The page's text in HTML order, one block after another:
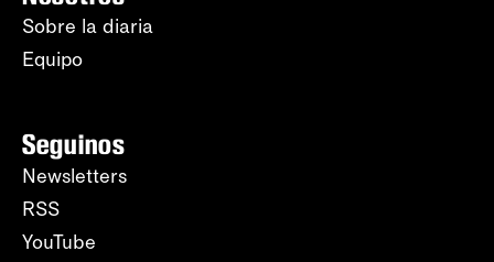
Sobre la diaria
Equipo
Seguinos
Newsletters
RSS
YouTube